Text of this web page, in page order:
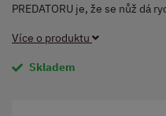
PREDATORU je, že se nůž dá
Více o produktu
Skladem